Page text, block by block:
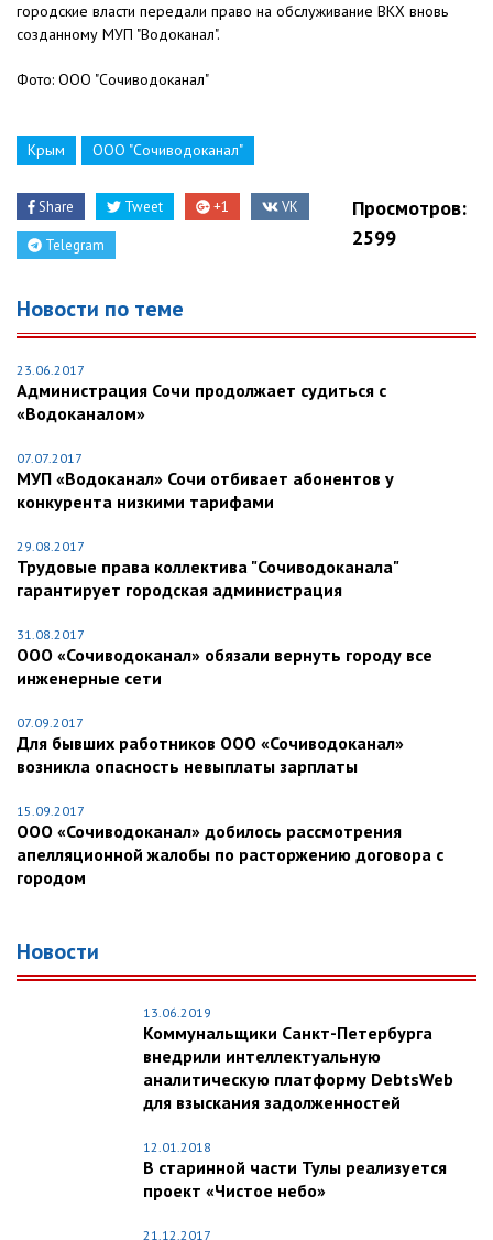
городские власти передали право на обслуживание ВКХ вновь
созданному МУП "Водоканал".
Фото: OOO "Сочиводоканал"
Крым ООО "Сочиводоканал"
Share Tweet +1 VK
Telegram
Просмотров:
2599
Новости по теме
23.06.2017
Администрация Сочи продолжает судиться с
«Водоканалом»
07.07.2017
МУП «Водоканал» Сочи отбивает абонентов у
конкурента низкими тарифами
29.08.2017
Трудовые права коллектива "Сочиводоканала"
гарантирует городская администрация
31.08.2017
ООО «Сочиводоканал» обязали вернуть городу все
инженерные сети
07.09.2017
Для бывших работников ООО «Сочиводоканал»
возникла опасность невыплаты зарплаты
15.09.2017
ООО «Сочиводоканал» добилось рассмотрения
апелляционной жалобы по расторжению договора с
городом
Новости
13.06.2019
Коммунальщики Санкт-Петербурга
внедрили интеллектуальную
аналитическую платформу DebtsWeb
для взыскания задолженностей
12.01.2018
В старинной части Тулы реализуется
проект «Чистое небо»
21.12.2017